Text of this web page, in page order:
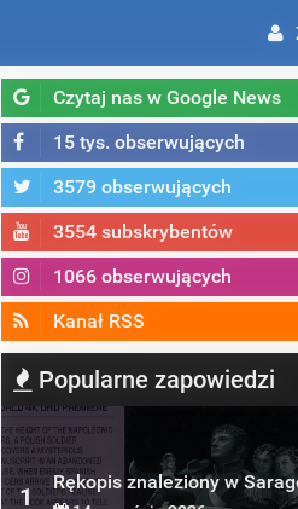
Czytaj nas w Google News
15 tys. obserwujących
3579 obserwujących
3554 subskrybentów
1066 obserwujących
Kanał RSS
Popularne zapowiedzi
1
Rękopis znaleziony w